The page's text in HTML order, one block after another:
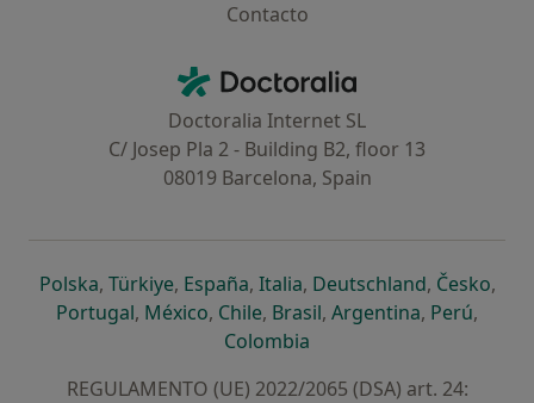
Contacto
Doctoralia - Homepage
Doctoralia Internet SL
C/ Josep Pla 2 - Building B2, floor 13
08019 Barcelona, Spain
Polskaabre num novo separador
, Türkiyeabre num novo separador
, Españaabre num novo separador
, Italiaabre num novo
, Deutschlandabre num
, Česko,
Portugalabre num novo separador
, Méxicoabre num novo separador
, Chileabre num novo separador
, Brasilabre num novo
, Argentinaabre num
, Perúabre
,
Colombia
REGULAMENTO (UE) 2022/2065 (DSA) art. 24: